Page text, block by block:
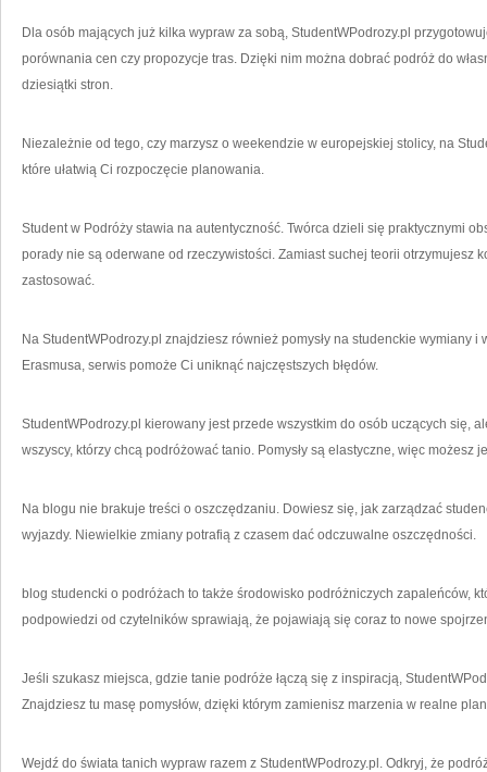
Dla osób mających już kilka wypraw za sobą, StudentWPodrozy.pl
porównania cen czy propozycje tras. Dzięki nim można dobrać podróż do
dziesiątki stron.
Niezależnie od tego, czy marzysz o weekendzie w europejskiej stolicy, na
które ułatwią Ci rozpoczęcie planowania.
Student w Podróży stawia na autentyczność. Twórca dzieli się praktycznymi
porady nie są oderwane od rzeczywistości. Zamiast suchej teorii otrzymujesz
zastosować.
Na StudentWPodrozy.pl znajdziesz również pomysły na studenckie wymiany
Erasmusa, serwis pomoże Ci uniknąć najczęstszych błędów.
StudentWPodrozy.pl kierowany jest przede wszystkim do osób uczących się,
wszyscy, którzy chcą podróżować tanio. Pomysły są elastyczne, więc
Na blogu nie brakuje treści o oszczędzaniu. Dowiesz się, jak zarządzać
wyjazdy. Niewielkie zmiany potrafią z czasem dać odczuwalne oszczędności.
blog studencki o podróżach to także środowisko podróżniczych zapaleńców,
podpowiedzi od czytelników sprawiają, że pojawiają się coraz to nowe
Jeśli szukasz miejsca, gdzie tanie podróże łączą się z inspiracją,
Znajdziesz tu masę pomysłów, dzięki którym zamienisz marzenia w realne
Wejdź do świata tanich wypraw razem z StudentWPodrozy.pl. Odkryj, że